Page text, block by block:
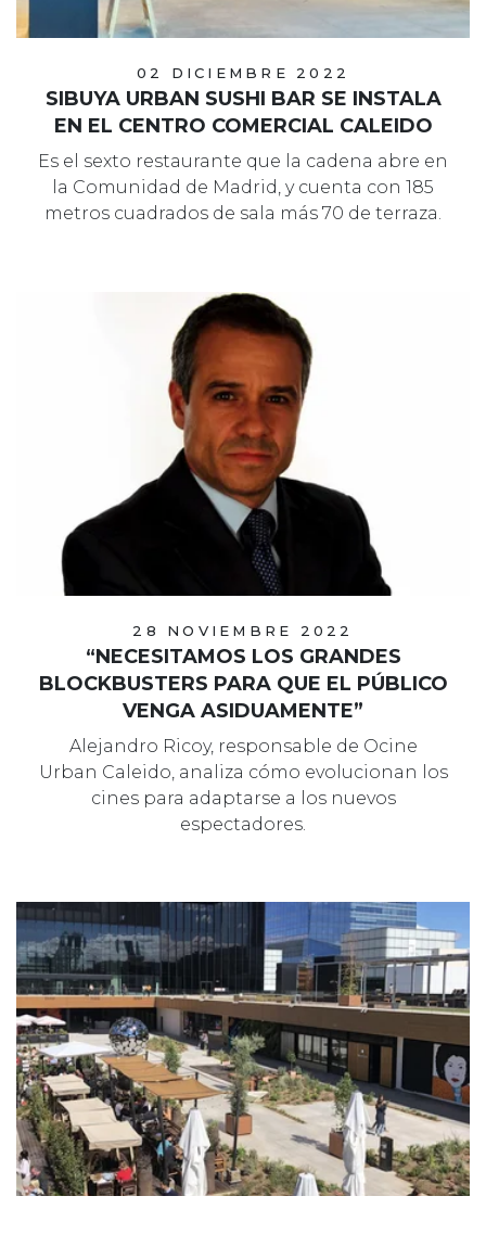
02 DICIEMBRE 2022
SIBUYA URBAN SUSHI BAR SE INSTALA
EN EL CENTRO COMERCIAL CALEIDO
Es el sexto restaurante que la cadena abre en
la Comunidad de Madrid, y cuenta con 185
metros cuadrados de sala más 70 de terraza.
28 NOVIEMBRE 2022
“NECESITAMOS LOS GRANDES
BLOCKBUSTERS PARA QUE EL PÚBLICO
VENGA ASIDUAMENTE”
Alejandro Ricoy, responsable de Ocine
Urban Caleido, analiza cómo evolucionan los
cines para adaptarse a los nuevos
espectadores.